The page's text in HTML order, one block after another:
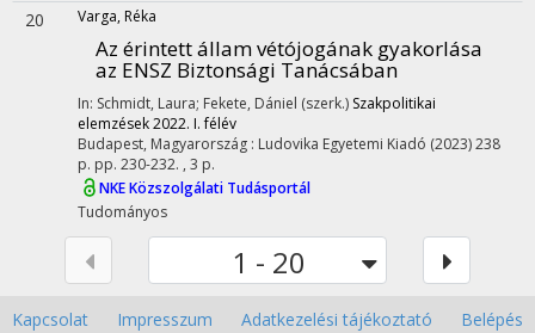
20 Varga, Réka
Az érintett állam vétójogának gyakorlása
az ENSZ Biztonsági Tanácsában
In: Schmidt, Laura; Fekete, Dániel (szerk.) Szakpolitikai
elemzések 2022. I. félév
Budapest, Magyarország : Ludovika Egyetemi Kiadó (2023)238
p. pp. 230-232. , 3 p.
NKE Közszolgálati Tudásportál
Tudományos
1 - 20
Kapcsolat Impresszum Adatkezelési tájékoztató Belépés